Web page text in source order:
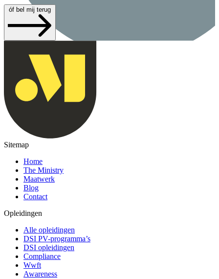
óf bel mij terug
Sitemap
Home
The Ministry
Maatwerk
Blog
Contact
Opleidingen
Alle opleidingen
DSI PV-programma’s
DSI opleidingen
Compliance
Wwft
Awareness